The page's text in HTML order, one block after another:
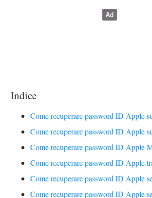
Indice
Come recuperare password ID Apple
Come recuperare password ID Apple
Come recuperare password ID Apple
Come recuperare password ID Apple
Come recuperare password ID Apple
Come recuperare password ID Apple